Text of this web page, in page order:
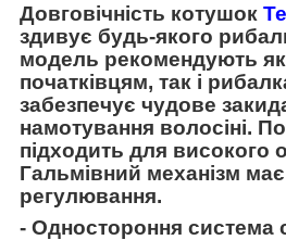
Довговічність котушок
здивує будь-якого
модель рекомендують
початківцям, так і
забезпечує чудове
намотування волосіні.
підходить для високого
Гальмівний механізм
регулювання.
- Одностороння система